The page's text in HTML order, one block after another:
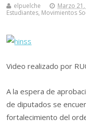
elpuelche Marzo
Estudiantes, Movimientos
Video realizado por
A la espera de
de diputados se
fortalecimiento del